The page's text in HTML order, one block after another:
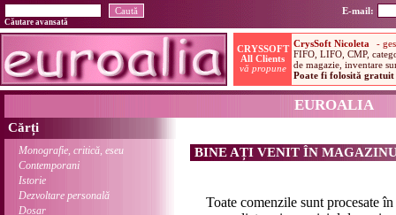
E-mail:
Căutare avansată
EUROALIA
Cărți
Monografie, critică, eseu
Contemporani
Istorie
Dezvoltare personală
Dosar
BINE AȚI VENIT ÎN
Toate comenzile sunt procesate în